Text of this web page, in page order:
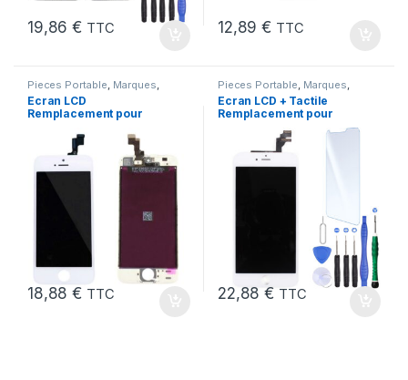
19,86€ TTC 12,89€ TTC
Pieces Portable Marques
Apple iPhone 5s
Ecran LCD
Remplacement pour
tactile + Outils
18,88€ TTC
Pieces Portable Marques
Apple iPhone 6 Plus
Ecran LCD + Tactile
Remplacement pour
22,88€ TTC